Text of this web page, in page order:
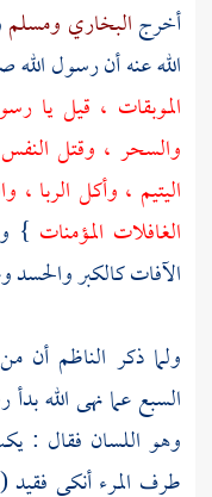
أخرجالبخاري ومسلم
الله عنه أن رسول
الموبقات ، قيل يا
والسحر ، وقتل
اليتيم ، وأكل الربا
الغافلات المؤمنات }
الآفات كالكبر والحسد
ولما ذكر الناظم أن
السبع عما نهى الله
وهو اللسان فقال :
طرف المرء أنكى